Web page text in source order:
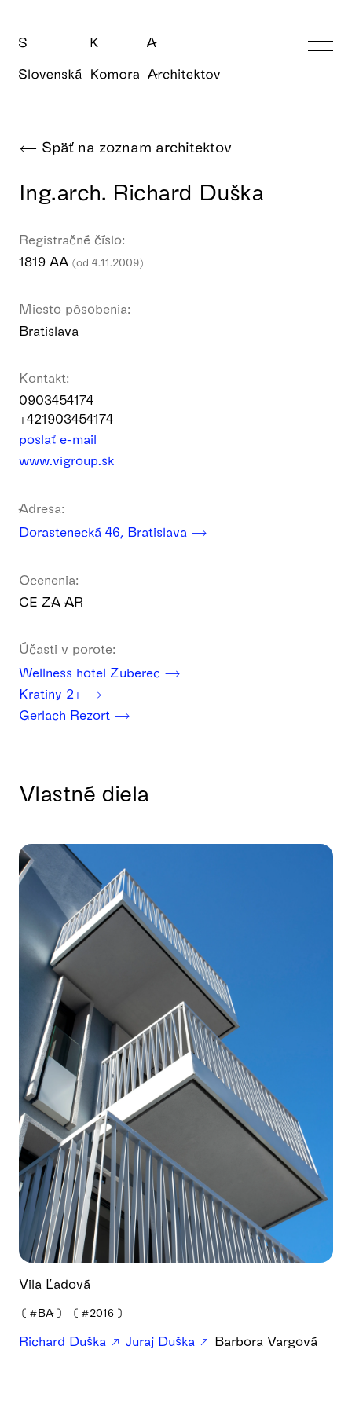
Späť na zoznam architektov
Ing.arch. Richard Duška
Registračné číslo:
1819 AA (od 4.11.2009)
Miesto pôsobenia:
Bratislava
Kontakt:
0903454174
+421903454174
poslať e-mail
www.vigroup.sk
Adresa:
Dorastenecká 46, Bratislava
Ocenenia:
CE ZA AR
Účasti v porote:
Wellness hotel Zuberec
Kratiny 2+
Gerlach Rezort
Vlastné diela
Vila Ľadová
❪ #BA ❫ ❪ #2016 ❫
Richard Duška Juraj Duška Barbora Vargová